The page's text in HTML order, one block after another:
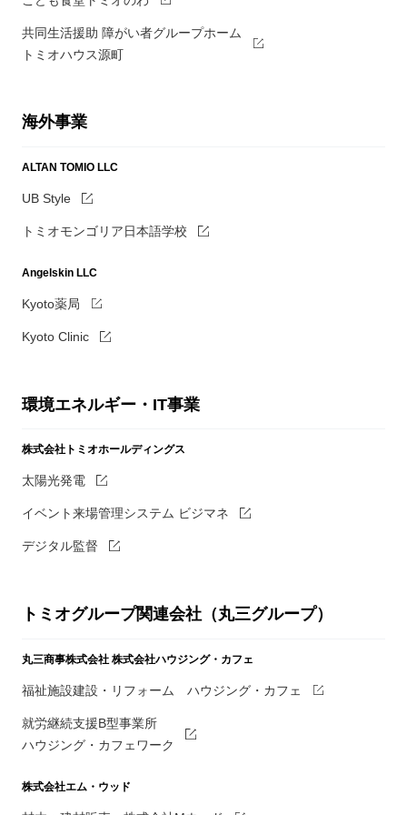
共同生活援助 障がい者グループホーム
トミオハウス源町
海外事業
ALTAN TOMIO LLC
UB Style
トミオモンゴリア日本語学校
Angelskin LLC
Kyoto薬局
Kyoto Clinic
環境エネルギー・IT事業
株式会社トミオホールディングス
太陽光発電
イベント来場管理システム ビジマネ
デジタル監督
トミオグループ関連会社（丸三グループ）
丸三商事株式会社 株式会社ハウジング・カフェ
福祉施設建設・リフォーム ハウジング・カフェ
就労継続支援B型事業所
ハウジング・カフェワーク
株式会社エム・ウッド